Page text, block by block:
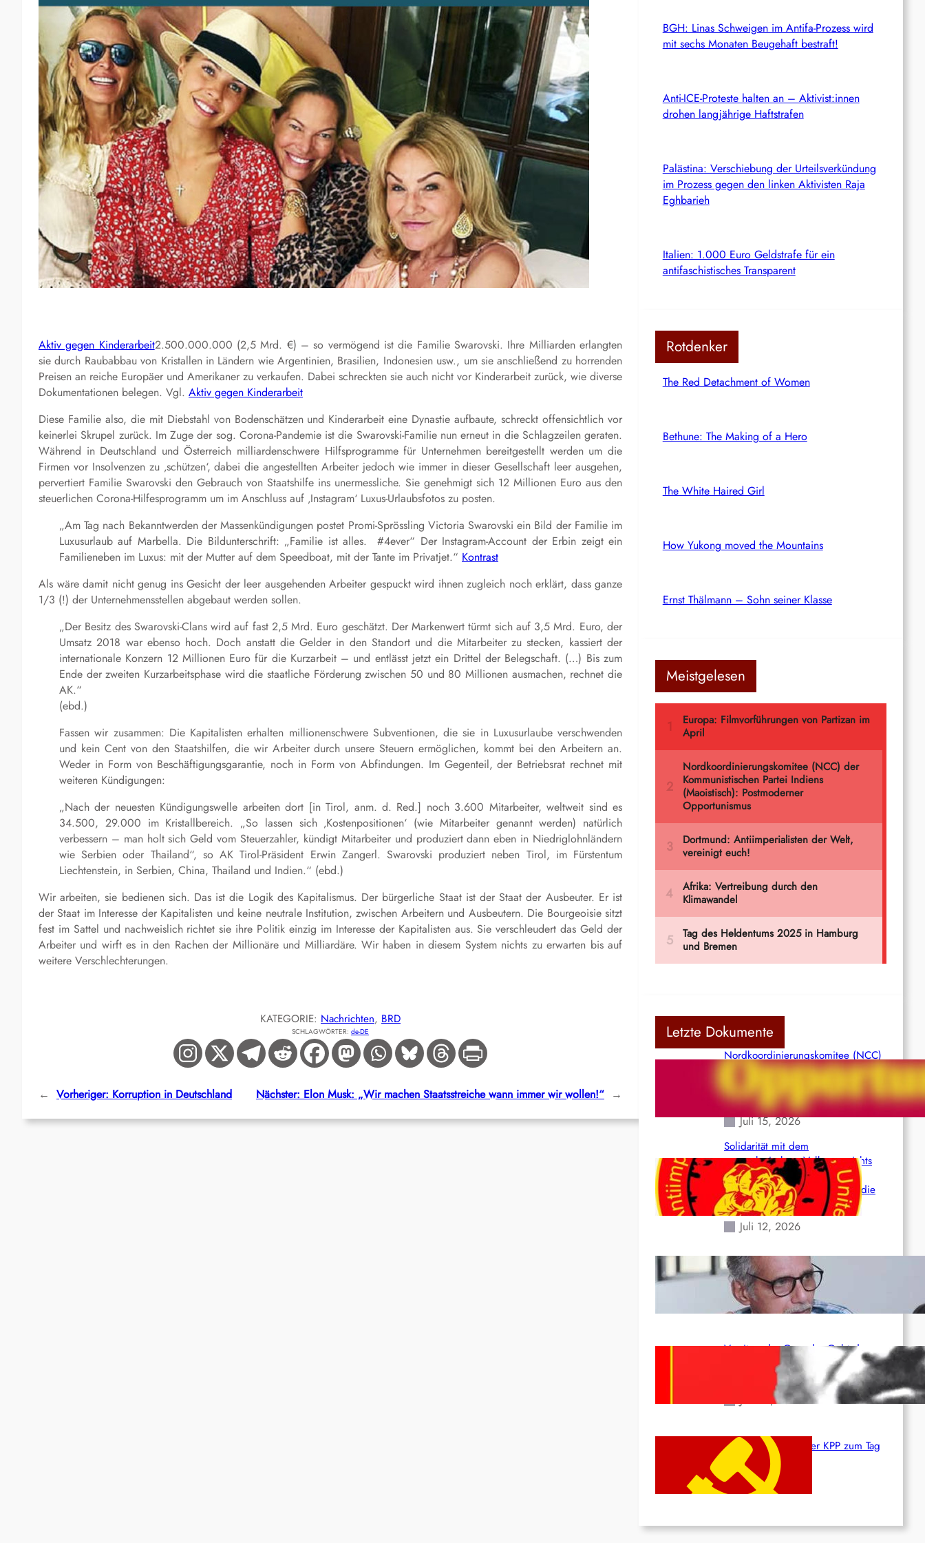
Aktiv gegen Kinderarbeit2.500.000.000 (2,5 Mrd. €) – so vermögend ist die Familie Swarovski. Ihre Milliarden erlangten
sie durch Raubabbau von Kristallen in Ländern wie Argentinien, Brasilien, Indonesien usw., um sie anschließend zu horrenden
Preisen an reiche Europäer und Amerikaner zu verkaufen. Dabei schreckten sie auch nicht vor Kinderarbeit zurück, wie diverse
Dokumentationen belegen. Vgl. Aktiv gegen Kinderarbeit
Diese Familie also, die mit Diebstahl von Bodenschätzen und Kinderarbeit eine Dynastie aufbaute, schreckt offensichtlich vor
keinerlei Skrupel zurück. Im Zuge der sog. Corona-Pandemie ist die Swarovski-Familie nun erneut in die Schlagzeilen geraten.
Während in Deutschland und Österreich milliardenschwere Hilfsprogramme für Unternehmen bereitgestellt werden um die
Firmen vor Insolvenzen zu ‚schützen‘, dabei die angestellten Arbeiter jedoch wie immer in dieser Gesellschaft leer ausgehen,
pervertiert Familie Swarovski den Gebrauch von Staatshilfe ins unermessliche. Sie genehmigt sich 12 Millionen Euro aus den
steuerlichen Corona-Hilfesprogramm um im Anschluss auf ‚Instagram‘ Luxus-Urlaubsfotos zu posten.
„Am Tag nach Bekanntwerden der Massenkündigungen postet Promi-Sprössling Victoria Swarovski ein Bild der Familie im
Luxusurlaub auf Marbella. Die Bildunterschrift: „Familie ist alles. #4ever“ Der Instagram-Account der Erbin zeigt ein
Familieneben im Luxus: mit der Mutter auf dem Speedboat, mit der Tante im Privatjet.“ Kontrast
Als wäre damit nicht genug ins Gesicht der leer ausgehenden Arbeiter gespuckt wird ihnen zugleich noch erklärt, dass ganze
1/3 (!) der Unternehmensstellen abgebaut werden sollen.
„Der Besitz des Swarovski-Clans wird auf fast 2,5 Mrd. Euro geschätzt. Der Markenwert türmt sich auf 3,5 Mrd. Euro, der
Umsatz 2018 war ebenso hoch. Doch anstatt die Gelder in den Standort und die Mitarbeiter zu stecken, kassiert der
internationale Konzern 12 Millionen Euro für die Kurzarbeit – und entlässt jetzt ein Drittel der Belegschaft. (…) Bis zum
Ende der zweiten Kurzarbeitsphase wird die staatliche Förderung zwischen 50 und 80 Millionen ausmachen, rechnet die
AK.“
(ebd.)
Fassen wir zusammen: Die Kapitalisten erhalten millionenschwere Subventionen, die sie in Luxusurlaube verschwenden
und kein Cent von den Staatshilfen, die wir Arbeiter durch unsere Steuern ermöglichen, kommt bei den Arbeitern an.
Weder in Form von Beschäftigungsgarantie, noch in Form von Abfindungen. Im Gegenteil, der Betriebsrat rechnet mit
weiteren Kündigungen:
„Nach der neuesten Kündigungswelle arbeiten dort [in Tirol, anm. d. Red.] noch 3.600 Mitarbeiter, weltweit sind es
34.500, 29.000 im Kristallbereich. „So lassen sich ‚Kostenpositionen‘ (wie Mitarbeiter genannt werden) natürlich
verbessern – man holt sich Geld vom Steuerzahler, kündigt Mitarbeiter und produziert dann eben in Niedriglohnländern
wie Serbien oder Thailand“, so AK Tirol-Präsident Erwin Zangerl. Swarovski produziert neben Tirol, im Fürstentum
Liechtenstein, in Serbien, China, Thailand und Indien.“ (ebd.)
Wir arbeiten, sie bedienen sich. Das ist die Logik des Kapitalismus. Der bürgerliche Staat ist der Staat der Ausbeuter. Er ist
der Staat im Interesse der Kapitalisten und keine neutrale Institution, zwischen Arbeitern und Ausbeutern. Die Bourgeoisie sitzt
fest im Sattel und nachweislich richtet sie ihre Politik einzig im Interesse der Kapitalisten aus. Sie verschleudert das Geld der
Arbeiter und wirft es in den Rachen der Millionäre und Milliardäre. Wir haben in diesem System nichts zu erwarten bis auf
weitere Verschlechterungen.
KATEGORIE: Nachrichten, BRD
SCHLAGWÖRTER: de-DE
← Vorheriger: Korruption in Deutschland Nächster: Elon Musk: „Wir machen Staatsstreiche wann immer wir wollen!“ →
BGH: Linas Schweigen im Antifa-Prozess wird
mit sechs Monaten Beugehaft bestraft!
Anti-ICE-Proteste halten an – Aktivist:innen
drohen langjährige Haftstrafen
Palästina: Verschiebung der Urteilsverkündung
im Prozess gegen den linken Aktivisten Raja
Eghbarieh
Italien: 1.000 Euro Geldstrafe für ein
antifaschistisches Transparent
Rotdenker
The Red Detachment of Women
Bethune: The Making of a Hero
The White Haired Girl
How Yukong moved the Mountains
Ernst Thälmann – Sohn seiner Klasse
Meistgelesen
Letzte Dokumente
Nordkoordinierungskomitee (NCC)
der Kommunistischen Partei Indiens
(Maoistisch): Postmoderner
Opportunismus
Juli 15, 2026
Solidarität mit dem
venezolanischem Volk angesichts
der verlorenen Leben und der
katastrophalen Situation durch die
Erdbeben des 24. Juni!
Juli 12, 2026
Indien: „Die Politik der
Kapitulation“ von K. Murali (Ajith)
Juli 1, 2026
Vorsitzender Gonzalo: Gebt das
Leben für die Partei und die
Juni 19, 2026
Beschluss des ZK der KPP zum Tag
des Heldentums
Juni 19, 2026